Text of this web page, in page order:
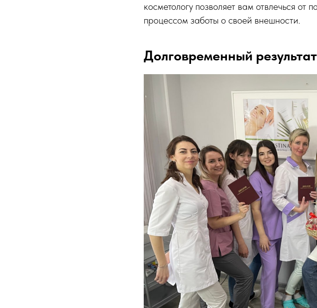
косметологу позволяет вам отвлечься от
процессом заботы о своей внешности.
Долговременный